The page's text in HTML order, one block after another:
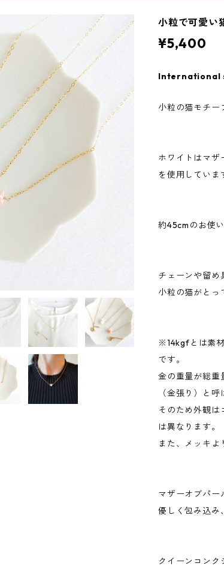
小粒で可愛い
¥5,400
International
小粒の猫モチー
ホワイトはマザ
を使用していま
約45cmのお使
チェーンや留め
小粒の猫がとっ
※14kgfとは素
です。
金の重量が総重
（金張り）と呼
そのため外観は
は異なります。
また、メッキよ
マザーオブパー
優しく包み込み
クイーンコンク